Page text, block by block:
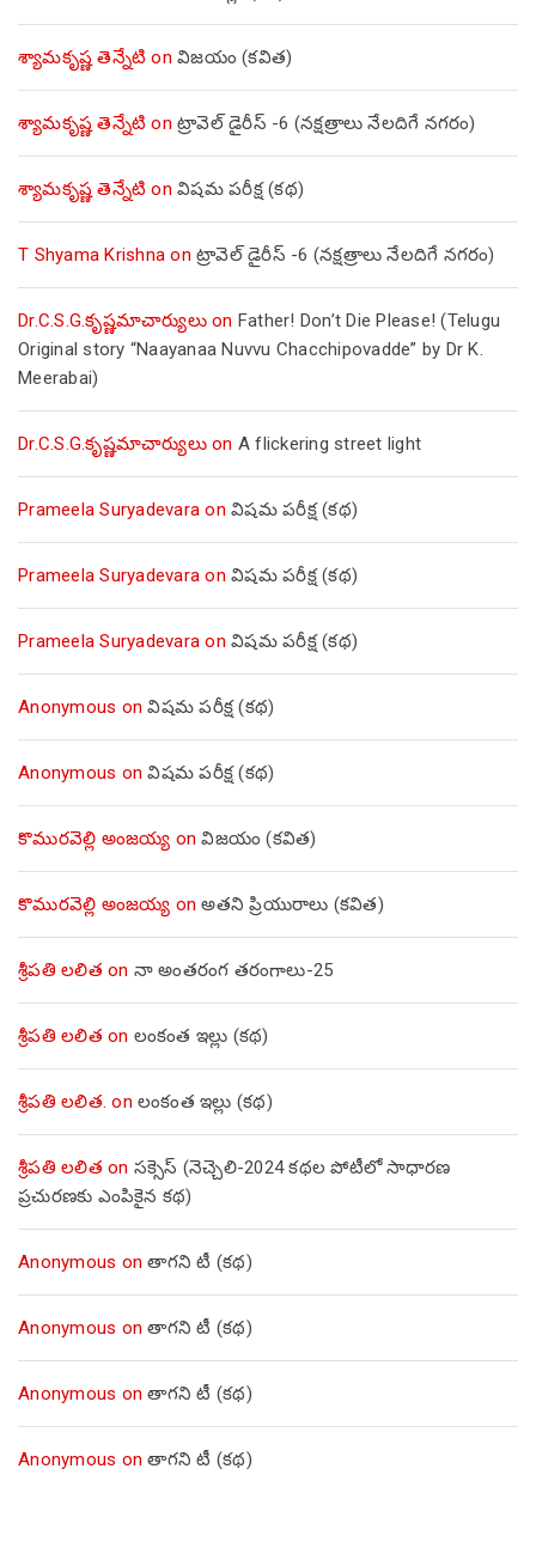
శ్యామకృష్ణ తెన్నేటి on విజయం (కవిత)
శ్యామకృష్ణ తెన్నేటి on ట్రావెల్ డైరీస్ -6 (నక్షత్రాలు నేలదిగే నగరం)
శ్యామకృష్ణ తెన్నేటి on విషమ పరీక్ష (క‌థ‌)
T Shyama Krishna on ట్రావెల్ డైరీస్ -6 (నక్షత్రాలు నేలదిగే నగరం)
Dr.C.S.G.కృష్ణమాచార్యులుon Father! Don’t Die Please! (Telugu
Original story “Naayanaa Nuvvu Chacchipovadde” by Dr K.
Meerabai)
Dr.C.S.G.కృష్ణమాచార్యులుon A flickering street light
Prameela Suryadevara on విషమ పరీక్ష (క‌థ‌)
Prameela Suryadevara on విషమ పరీక్ష (క‌థ‌)
Prameela Suryadevara on విషమ పరీక్ష (క‌థ‌)
Anonymous onవిషమ పరీక్ష (క‌థ‌)
Anonymous onవిషమ పరీక్ష (క‌థ‌)
కొమురవెల్లి అంజయ్య onవిజయం (కవిత)
కొమురవెల్లి అంజయ్య onఅతని ప్రియురాలు (కవిత)
శ్రీపతి లలిత on నా అంతరంగ తరంగాలు-25
శ్రీపతి లలిత on లంకంత ఇల్లు (కథ)
శ్రీపతి లలిత. on లంకంత ఇల్లు (కథ)
శ్రీపతి లలిత on సక్సెస్ (నెచ్చెలి-2024 కథల పోటీలో సాధారణ
ప్రచురణకు ఎంపికైన కథ)
Anonymous onతాగని టీ (కథ)
Anonymous onతాగని టీ (కథ)
Anonymous onతాగని టీ (కథ)
Anonymous onతాగని టీ (కథ)